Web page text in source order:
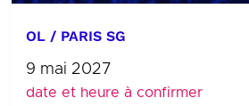
OL / PARIS SG
9 mai 2027
date et heure à confirmer